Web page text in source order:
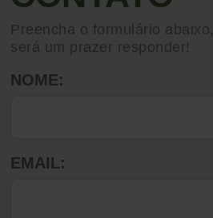
Preencha o formulário abaixo,
será um prazer responder!
NOME:
EMAIL: